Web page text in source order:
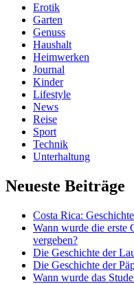
Erotik
Garten
Genuss
Haushalt
Heimwerken
Journal
Kinder
Lifestyle
News
Reise
Sport
Technik
Unterhaltung
Neueste Beiträge
Costa Rica:
Wann wurde die erste
vergeben?
Die Geschichte der
Die Geschichte der
Wann wurde das